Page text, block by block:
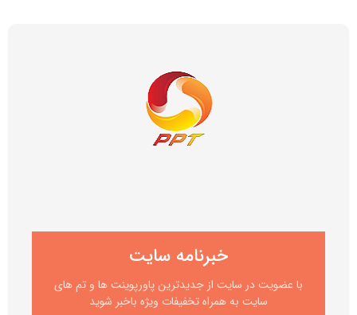
خبرنامه سایت
با عضویت در سایت از جدیدترین پاورپوینت ها و تم های
سایت به همراه تخفیفات ویژه باخبر شوید